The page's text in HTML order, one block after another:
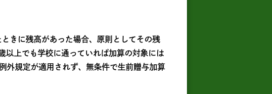
きに残高があった場合、原則としてその残
上でも学校に通っていれば加算の対象には
外規定が適用されず、無条件で生前贈与加算